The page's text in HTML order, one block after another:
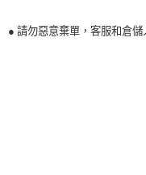
● 請勿惡意棄單，客服和倉